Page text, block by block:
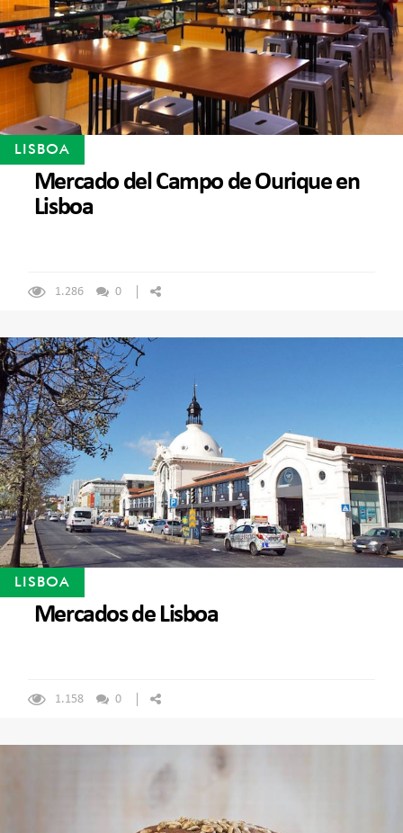
LISBOA
Mercado del Campo de Ourique en
Lisboa
1.286 0
LISBOA
Mercados de Lisboa
1.158 0